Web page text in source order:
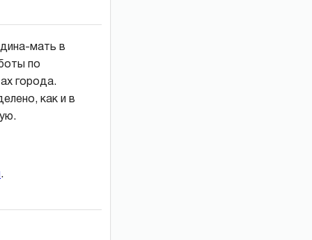
мать в
по
города.
как и в
.